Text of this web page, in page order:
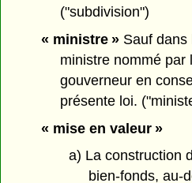
("subdivision")
« ministre »Sauf dans
ministre nommé par
gouverneur en
présente loi.
« mise en valeur »
a) La construction
bien-fonds, au-